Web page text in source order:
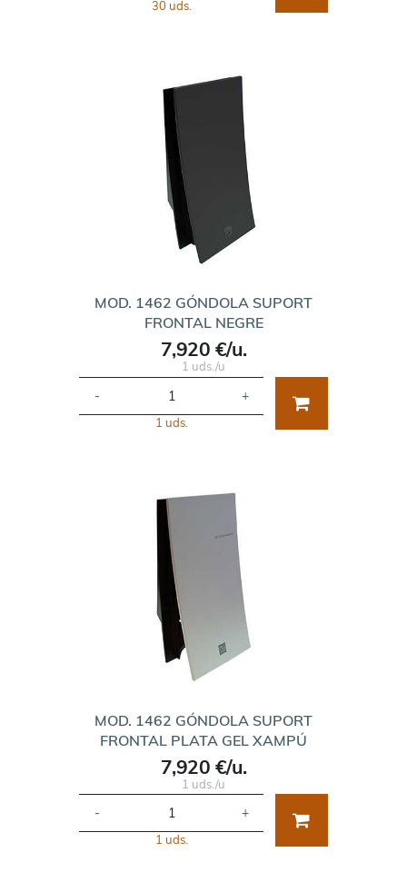
30 uds.
MOD. 1462 GÓNDOLA SUPORT
FRONTAL NEGRE
7,920 €/u.
1 uds./u
- +
1 uds.
MOD. 1462 GÓNDOLA SUPORT
FRONTAL PLATA GEL XAMPÚ
7,920 €/u.
1 uds./u
- +
1 uds.